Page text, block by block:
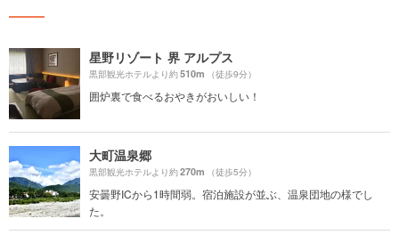
星野リゾート 界 アルプス
黒部観光ホテルより約510m （徒歩9分）
囲炉裏で食べるおやきがおいしい！
大町温泉郷
黒部観光ホテルより約270m （徒歩5分）
安曇野ICから1時間弱。宿泊施設が並ぶ、温泉団地の様でし
た。